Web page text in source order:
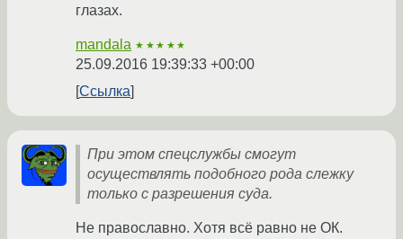
глазах.
mandala ★★★★★
25.09.2016 19:39:33 +00:00
Ссылка
При этом спецслужбы смогут
осуществлять подобного рода слежку
только с разрешения суда.
Не православно. Хотя всё равно не ОК.